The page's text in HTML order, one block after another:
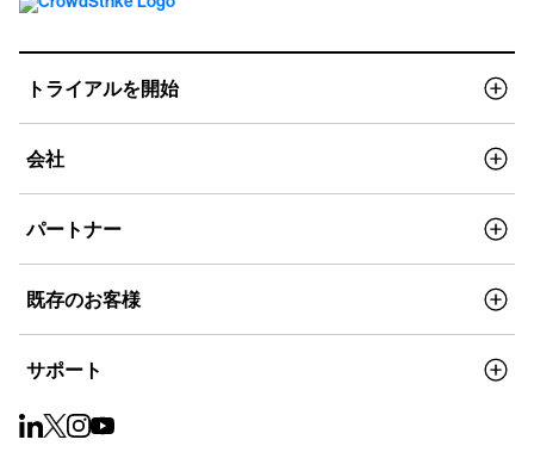
トライアルを開始
会社
パートナー
既存のお客様
サポート